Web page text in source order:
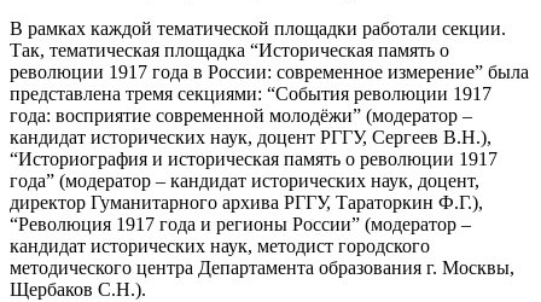
В рамках каждой тематической площадки работали секции.
Так, тематическая площадка “Историческая память о
революции 1917 года в России: современное измерение” была
представлена тремя секциями: “События революции 1917
года: восприятие современной молодёжи” (модератор –
кандидат исторических наук, доцент РГГУ, Сергеев В.Н.),
“Историография и историческая память о революции 1917
года” (модератор – кандидат исторических наук, доцент,
директор Гуманитарного архива РГГУ, Тараторкин Ф.Г.),
“Революция 1917 года и регионы России” (модератор –
кандидат исторических наук, методист городского
методического центра Департамента образования г. Москвы,
Щербаков С.Н.).